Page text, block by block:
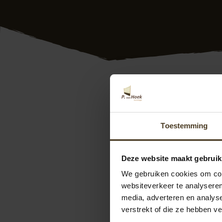
Toestemming
Deze website maakt
We gebruiken cookies om
websiteverkeer te
media, adverteren en
verstrekt of die ze hebben
Douglas
motto.
Wilt u weten wat
langs in onze
ons contact op.
kunt u direct een